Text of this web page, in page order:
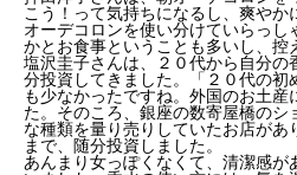
こう！って気持ちになるし、爽や
オーデコロンを使い分けていらっ
かとお食事ということも多いし、
塩沢圭子さんは、２０代から自分の
分投資してきました。「２０代の初
も少なかったですね。外国のお土産
た。そのころ、銀座の数寄屋橋のシ
な種類を量り売りしていたお店があ
まで、随分投資しました。
あんまり女っぽくなくて、清潔感が